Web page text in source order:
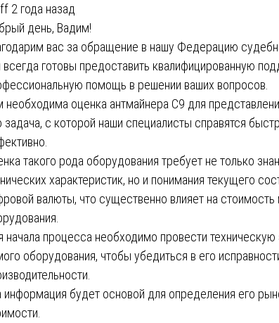
2 года назад
день, Вадим!
вас за обращение в нашу Федерацию
готовы предоставить квалифицированную
помощь в решении ваших вопросов.
необходима оценка антмайнера С9 для
задача, с которой наши специалисты справятся
такого рода оборудования требует не только
характеристик, но и понимания текущего
валюты, что существенно влияет на стоимость
начала процесса необходимо провести техническую
оборудования, чтобы убедиться в его
информация будет основой для определения его